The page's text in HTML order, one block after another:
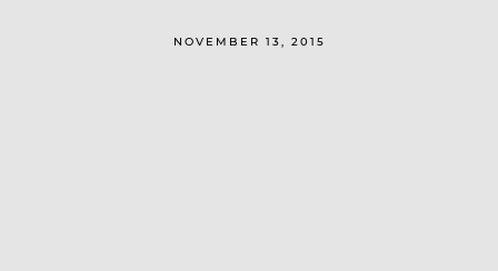
NOVEMBER 13, 2015